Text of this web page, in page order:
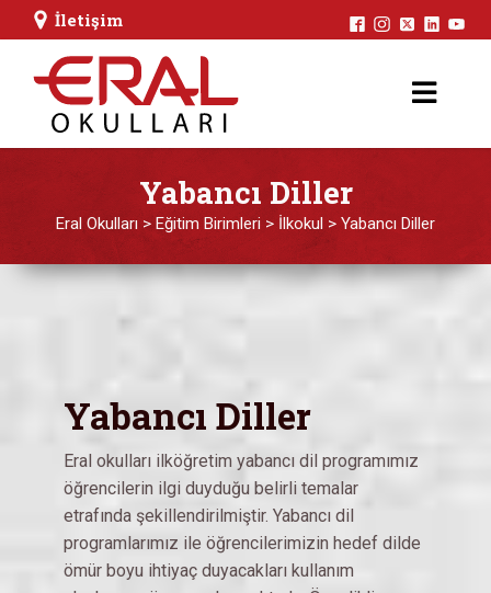
İletişim
Yabancı Diller
Eral Okulları > Eğitim Birimleri > İlkokul > Yabancı Diller
Yabancı Diller
Eral okulları ilköğretim yabancı dil programımız
öğrencilerin ilgi duyduğu belirli temalar
etrafında şekillendirilmiştir. Yabancı dil
programlarımız ile öğrencilerimizin hedef dilde
ömür boyu ihtiyaç duyacakları kullanım